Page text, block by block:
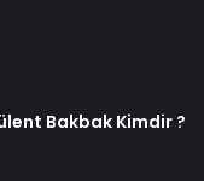
Bakbak Kimdir ?